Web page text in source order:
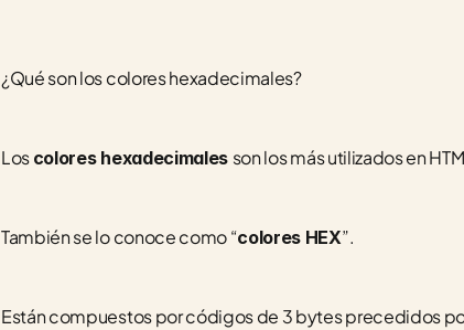
¿Qué son los colores hexadecimales?
Los colores hexadecimales son los más utilizados en
También se lo conoce como “colores HEX”.
Están compuestos por códigos de 3 bytes precedidos